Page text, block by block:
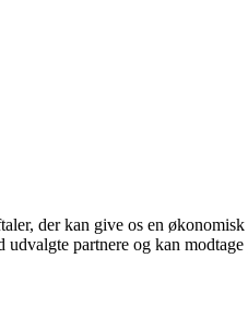
der kan give os en økonomisk
partnere og kan